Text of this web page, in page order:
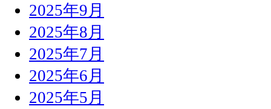
2025年9月
2025年8月
2025年7月
2025年6月
2025年5月